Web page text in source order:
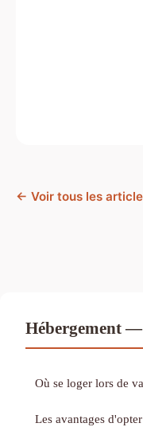
← Voir tous les
Hébergement
Où se loger lors de
Les avantages